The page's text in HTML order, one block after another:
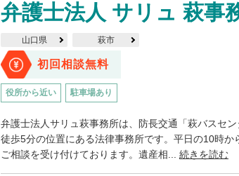
弁護士法人 サリュ 萩事
山口県 萩市
初回相談無料
役所から近い 駐車場あり
弁護士法人サリュ萩事務所は、防長交通「萩バスセン
徒歩5分の位置にある法律事務所です。平日の10時か
ご相談を受け付けております。遺産相... 続きを読む